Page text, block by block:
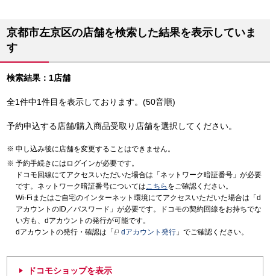
京都市左京区の店舗を検索した結果を表示していま
す
検索結果：1店舗
全1件中1件目を表示しております。(50音順)
予約申込する店舗/購入商品受取り店舗を選択してください。
申し込み後に店舗を変更することはできません。
予約手続きにはログインが必要です。
ドコモ回線にてアクセスいただいた場合は「ネットワーク暗証番号」が必要
です。ネットワーク暗証番号についてはこちら をご確認ください。
Wi-Fiまたはご自宅のインターネット環境にてアクセスいただいた場合は「d
アカウントのID／パスワード」が必要です。ドコモの契約回線をお持ちでな
い方も、dアカウントの発行が可能です。
dアカウントの発行・確認は「
dアカウント発行 」でご確認ください。
ドコモショップを表示